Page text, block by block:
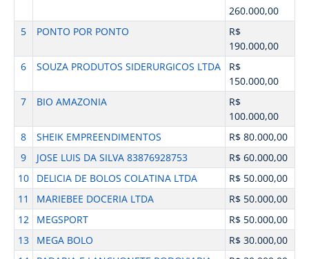
260.000,00
5
PONTO POR PONTO
R$
190.000,00
6
SOUZA PRODUTOS SIDERURGICOS LTDA
R$
150.000,00
7
BIO AMAZONIA
R$
100.000,00
8
SHEIK EMPREENDIMENTOS
R$ 80.000,00
9
JOSE LUIS DA SILVA 83876928753
R$ 60.000,00
10
DELICIA DE BOLOS COLATINA LTDA
R$ 50.000,00
11
MARIEBEE DOCERIA LTDA
R$ 50.000,00
12
MEGSPORT
R$ 50.000,00
13
MEGA BOLO
R$ 30.000,00